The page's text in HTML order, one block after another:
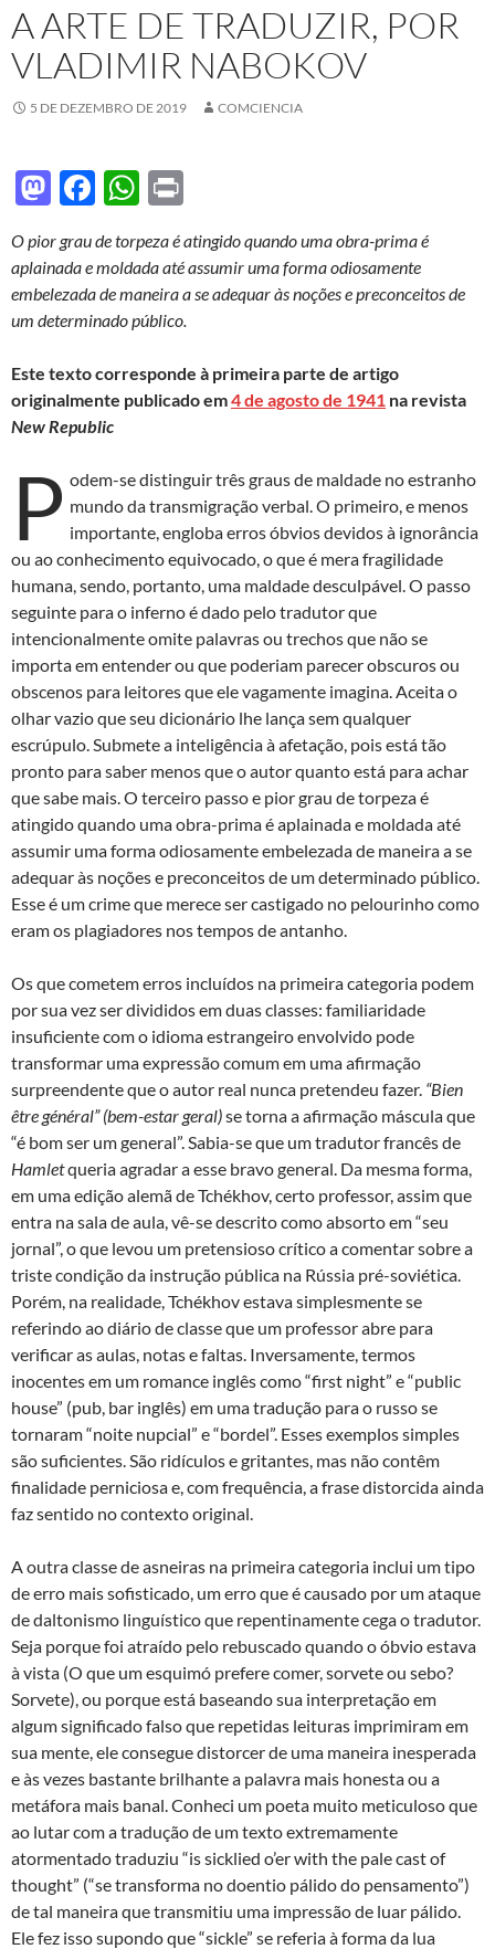
A ARTE DE TRADUZIR, POR
VLADIMIR NABOKOV
5 DE DEZEMBRO DE 2019 COMCIENCIA
M
to
d
o
n
F
e
b
o
o
k
W
at
s
A
p
p
nt
O pior grau de torpeza é atingido quando uma obra-prima é
aplainada e moldada até assumir uma forma odiosamente
embelezada de maneira a se adequar às noções e preconceitos de
um determinado público.
Este texto corresponde à primeira parte de artigo
originalmente publicado em4 de agosto de 1941 na revista
New Republic
P odem-se distinguir três graus de maldade no estranho
mundo da transmigração verbal. O primeiro, e menos
importante, engloba erros óbvios devidos à ignorância
ou ao conhecimento equivocado, o que é mera fragilidade
humana, sendo, portanto, uma maldade desculpável. O passo
seguinte para o inferno é dado pelo tradutor que
intencionalmente omite palavras ou trechos que não se
importa em entender ou que poderiam parecer obscuros ou
obscenos para leitores que ele vagamente imagina. Aceita o
olhar vazio que seu dicionário lhe lança sem qualquer
escrúpulo. Submete a inteligência à afetação, pois está tão
pronto para saber menos que o autor quanto está para achar
que sabe mais. O terceiro passo e pior grau de torpeza é
atingido quando uma obra-prima é aplainada e moldada até
assumir uma forma odiosamente embelezada de maneira a se
adequar às noções e preconceitos de um determinado público.
Esse é um crime que merece ser castigado no pelourinho como
eram os plagiadores nos tempos de antanho.
Os que cometem erros incluídos na primeira categoria podem
por sua vez ser divididos em duas classes: familiaridade
insuficiente com o idioma estrangeiro envolvido pode
transformar uma expressão comum em uma afirmação
surpreendente que o autor real nunca pretendeu fazer. “Bien
être général”(bem-estar geral)se torna a afirmação máscula que
“é bom ser um general”. Sabia-se que um tradutor francês de
Hamletqueria agradar a esse bravo general. Da mesma forma,
em uma edição alemã de Tchékhov, certo professor, assim que
entra na sala de aula, vê-se descrito como absorto em “seu
jornal”, o que levou um pretensioso crítico a comentar sobre a
triste condição da instrução pública na Rússia pré-soviética.
Porém, na realidade, Tchékhov estava simplesmente se
referindo ao diário de classe que um professor abre para
verificar as aulas, notas e faltas. Inversamente, termos
inocentes em um romance inglês como “first night” e “public
house” (pub, bar inglês) em uma tradução para o russo se
tornaram “noite nupcial” e “bordel”. Esses exemplos simples
são suficientes. São ridículos e gritantes, mas não contêm
finalidade perniciosa e, com frequência, a frase distorcida ainda
faz sentido no contexto original.
A outra classe de asneiras na primeira categoria inclui um tipo
de erro mais sofisticado, um erro que é causado por um ataque
de daltonismo linguístico que repentinamente cega o tradutor.
Seja porque foi atraído pelo rebuscado quando o óbvio estava
à vista (O que um esquimó prefere comer, sorvete ou sebo?
Sorvete), ou porque está baseando sua interpretação em
algum significado falso que repetidas leituras imprimiram em
sua mente, ele consegue distorcer de uma maneira inesperada
e às vezes bastante brilhante a palavra mais honesta ou a
metáfora mais banal. Conheci um poeta muito meticuloso que
ao lutar com a tradução de um texto extremamente
atormentado traduziu “is sicklied o’er with the pale cast of
thought” (“se transforma no doentio pálido do pensamento”)
de tal maneira que transmitiu uma impressão de luar pálido.
Ele fez isso supondo que “sickle” se referia à forma da lua